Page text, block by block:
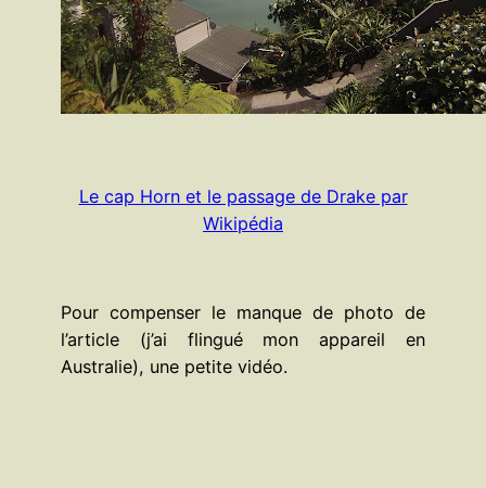
Le cap Horn et le passage de Drake par
Wikipédia
Pour compenser le manque de photo de
l’article (j’ai flingué mon appareil en
Australie), une petite vidéo.